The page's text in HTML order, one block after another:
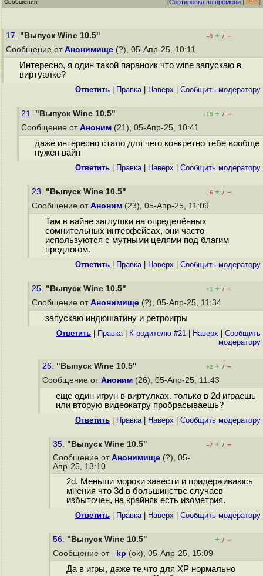
Сообщения [Сортировка по времени | RSS]
17. "Выпуск Wine 10.5" –9 + / –
Сообщение от Анонимище (?), 05-Апр-25, 10:11
Интересно, я один такой параноик что wine запускаю в
виртуалке?
Ответить Правка| Наверх Cообщить модератору
21. "Выпуск Wine 10.5" +15 + / –
Сообщение от Аноним (21), 05-Апр-25, 10:41
даже интересно стало для чего конкретно тебе вообще
нужен вайн
Ответить Правка| Наверх Cообщить модератору
23. "Выпуск Wine 10.5" –6 + / –
Сообщение от Аноним (23), 05-Апр-25, 11:09
Там в вайне заглушки на определённых
сомнительных интерфейсах, они часто
используются с мутными целями под благим
предлогом.
Ответить Правка| Наверх Cообщить модератору
25. "Выпуск Wine 10.5" +1 + / –
Сообщение от Анонимище (?), 05-Апр-25, 11:34
запускаю индюшатину и ретроигры
Ответить Правка| К родителю #21 Наверх
Cообщить
модератору
26. "Выпуск Wine 10.5" +2 + / –
Сообщение от Аноним (26), 05-Апр-25, 11:43
еще один игрун в виртулках. только в 2d играешь
или вторую видеокатру пробрасываешь?
Ответить Правка| Наверх Cообщить модератору
35. "Выпуск Wine 10.5" –7 + / –
Сообщение от Анонимище (?), 05-
Апр-25, 13:10
2d. Меньши мороки завести и придерживаюсь
мнения что 3d в большинстве случаев
избыточен, на крайняк есть изометрия.
Ответить Правка| Наверх Cообщить модератору
56. "Выпуск Wine 10.5" + / –
Сообщение от
_kp (ok), 05-Апр-25, 15:09
Да в игры, даже те,что для ХР нормально